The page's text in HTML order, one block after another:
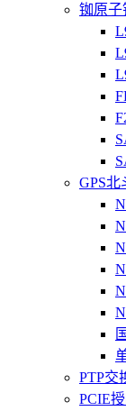
铷原子
GPS北
PTP交
PCIE